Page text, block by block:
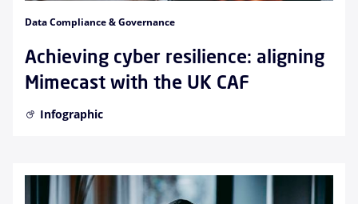
Data Compliance & Governance
Achieving cyber resilience: aligning
Mimecast with the UK CAF
Infographic